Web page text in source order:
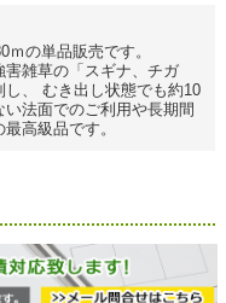
の単品販売です。
雑草の「スギナ、チガ
、 むき出し状態でも約10
法面でのご利用や長期間
高級品です。